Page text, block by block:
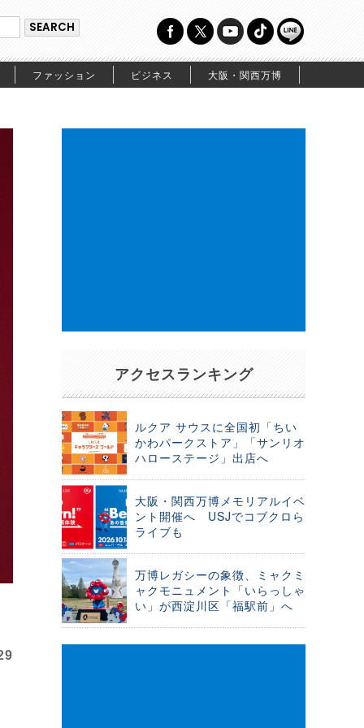
ファッション ビジネス 大阪・関西万博
アクセスランキング
ルクア サウスに全国初「ちい
かわパークストア」「サンリオ
ハローステージ」出店へ
大阪・関西万博メモリアルイベ
ント開催へ USJでコブクロら
ライブも
万博レガシーの象徴、ミャクミ
ャクモニュメント「いらっしゃ
い」が西淀川区「福駅前」へ